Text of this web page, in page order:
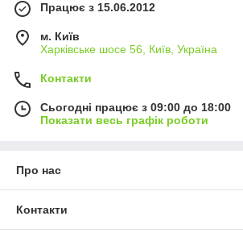
Працює з 15.06.2012
м. Київ
Харківське шосе 56, Київ, Україна
Контакти
Сьогодні працює з 09:00 до 18:00
Показати весь графік роботи
Про нас
Контакти